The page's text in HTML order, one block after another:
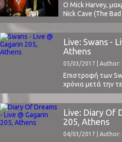
O Mick Harvey,
Nick Cave (The
PJ Harvey, μετά
του album
στο Gagarin 205
παρουσιάζοντας
Gainsbourg ...
Live: Swans -
Athens
05/03/2017 | Author:
Επιστροφή των
χρόνια μετά την
Winter Plissken
με μία
Glowing Man",
μας
ClockSound
με τα καλύτερα
Live: Diary Of
205, Athens
04/03/2017 |